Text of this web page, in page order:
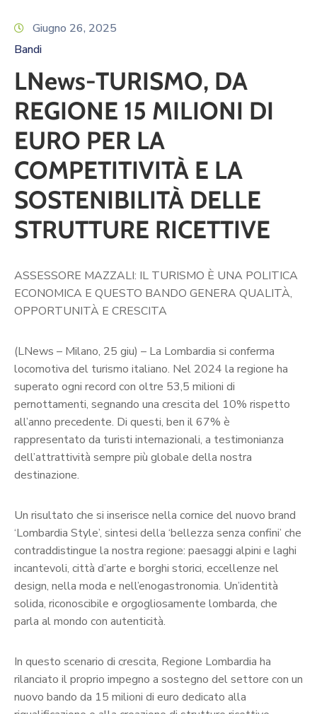
Giugno 26, 2025
Bandi
LNews-TURISMO, DA
REGIONE 15 MILIONI DI
EURO PER LA
COMPETITIVITÀ E LA
SOSTENIBILITÀ DELLE
STRUTTURE RICETTIVE
ASSESSORE MAZZALI: IL TURISMO È UNA POLITICA
ECONOMICA E QUESTO BANDO GENERA QUALITÀ,
OPPORTUNITÀ E CRESCITA
(LNews – Milano, 25 giu) – La Lombardia si conferma
locomotiva del turismo italiano. Nel 2024 la regione ha
superato ogni record con oltre 53,5 milioni di
pernottamenti, segnando una crescita del 10% rispetto
all’anno precedente. Di questi, ben il 67% è
rappresentato da turisti internazionali, a testimonianza
dell’attrattività sempre più globale della nostra
destinazione.
Un risultato che si inserisce nella cornice del nuovo brand
‘Lombardia Style’, sintesi della ‘bellezza senza confini’ che
contraddistingue la nostra regione: paesaggi alpini e laghi
incantevoli, città d’arte e borghi storici, eccellenze nel
design, nella moda e nell’enogastronomia. Un’identità
solida, riconoscibile e orgogliosamente lombarda, che
parla al mondo con autenticità.
In questo scenario di crescita, Regione Lombardia ha
rilanciato il proprio impegno a sostegno del settore con un
nuovo bando da 15 milioni di euro dedicato alla